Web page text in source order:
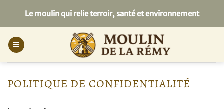
contenu
Le moulin qui relie terroir, santé et environnement
POLITIQUE DE CONFIDENTIALITÉ